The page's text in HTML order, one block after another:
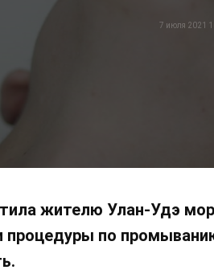
7 июля 2021
жителю Улан-Удэ
по